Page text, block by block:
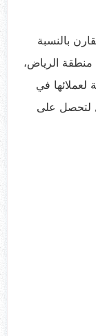
بالنسبة
الرياض،
في
لتحصل على